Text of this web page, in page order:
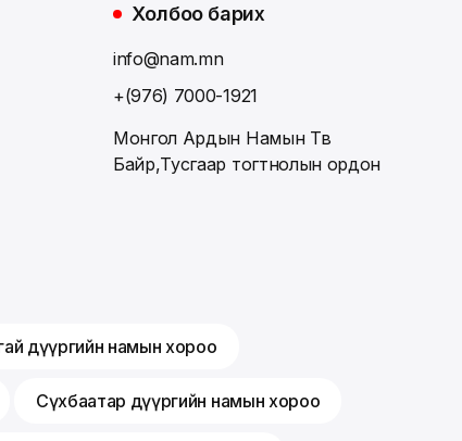
Холбоо барих
info@nam.mn
+(976) 7000-1921
Монгол Ардын Намын Төв
Байр,Тусгаар тогтнолын ордон
дүүргийн намын хороо
Сүхбаатар дүүргийн намын хороо